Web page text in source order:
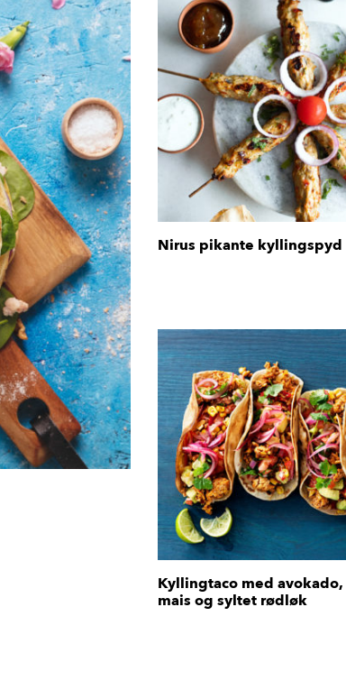
Nirus pikante kyllingspyd
Kyllingtaco med
mais og syltet rødløk